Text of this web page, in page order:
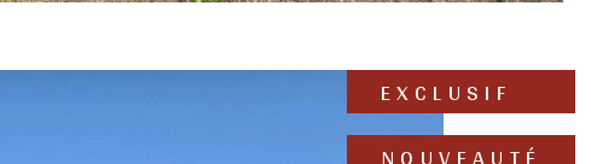
EXCLUSIF